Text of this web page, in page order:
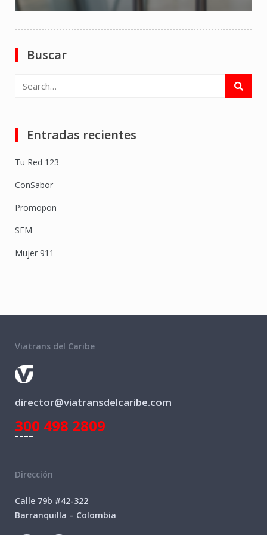
Buscar
Search
Entradas recientes
Tu Red 123
ConSabor
Promopon
SEM
Mujer 911
Viatrans del Caribe
director@viatransdelcaribe.com
300 498 2809
Dirección
Calle 79b #42-322
Barranquilla – Colombia